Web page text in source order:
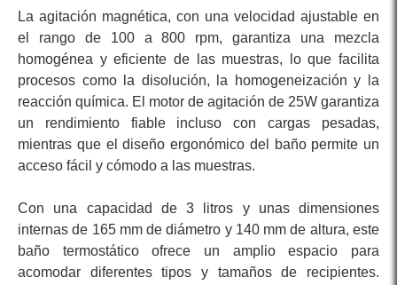
La agitación magnética, con una velocidad ajustable en
el rango de 100 a 800 rpm, garantiza una mezcla
homogénea y eficiente de las muestras, lo que facilita
procesos como la disolución, la homogeneización y la
reacción química. El motor de agitación de 25W garantiza
un rendimiento fiable incluso con cargas pesadas,
mientras que el diseño ergonómico del baño permite un
acceso fácil y cómodo a las muestras.
Con una capacidad de 3 litros y unas dimensiones
internas de 165 mm de diámetro y 140 mm de altura, este
baño termostático ofrece un amplio espacio para
acomodar diferentes tipos y tamaños de recipientes.